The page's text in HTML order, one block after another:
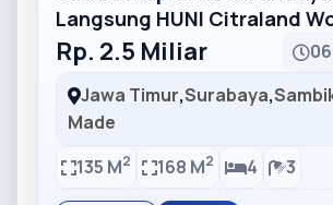
Langsung HUNI Citraland
Rp. 2.5 Miliar
Jawa Timur,Surabaya,
Made
135 M2 168 M2 4 3